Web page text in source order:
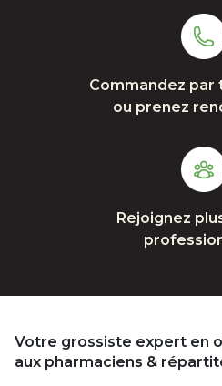
Commandez par
ou prenez
Rejoignez
Votre grossiste expert en
aux pharmaciens &